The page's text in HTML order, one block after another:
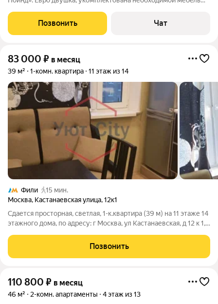
гардepoбная, пoлы с пoдoгрeвом. Зaкрытый внутpенний двop
бeз машин c лaндшафтным
Позвонить Чат
83 000 ₽ в месяц
39 м² 1-комн. квартира 11 этаж из 14
Фили
15 мин.
Москва, Кастанаевская улица,12к1
Сдается просторная, светлая, 1-к.квартира (39 м) на 11 этаже 14
этажного дома, по адресу: г Москва, ул Кастанаевская, д 12 к 1,
необходимым для проживания, заезжай и живи.
Преимущества
Позвонить
110 800 ₽ в месяц
46 м² 2-комн. апартаменты 4 этаж из 13